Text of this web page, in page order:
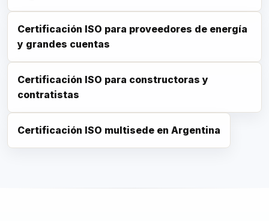
Certificación ISO para proveedores de energía
y grandes cuentas
Certificación ISO para constructoras y
contratistas
Certificación ISO multisede en Argentina